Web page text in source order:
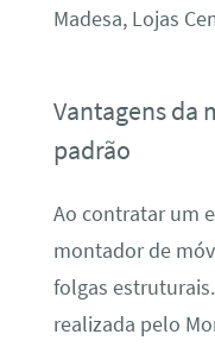
Madesa, Lojas
Vantagens da
padrão
Ao contratar um
montador de
folgas
realizada pelo